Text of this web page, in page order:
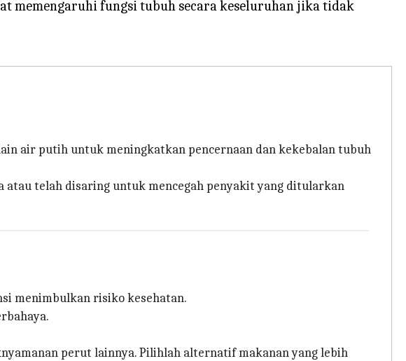
memengaruhi fungsi tubuh secara keseluruhan jika tidak
air putih untuk meningkatkan pencernaan dan kekebalan tubuh
atau telah disaring untuk mencegah penyakit yang ditularkan
menimbulkan risiko kesehatan.
perut lainnya. Pilihlah alternatif makanan yang lebih